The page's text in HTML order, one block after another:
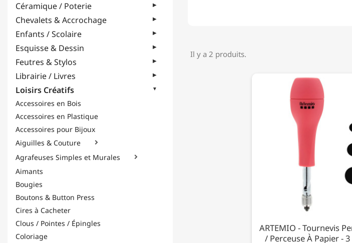
Céramique / Poterie
Chevalets & Accrochage
Enfants / Scolaire
Esquisse & Dessin
Feutres & Stylos
Librairie / Livres
Loisirs Créatifs
Accessoires en Bois
Accessoires en Plastique
Accessoires pour Bijoux
Aiguilles & Couture

Agrafeuses Simples et Murales 
Aimants
Bougies
Boutons & Button Press
Cires à Cacheter
Clous / Pointes / Épingles
Coloriage
Il y a 2 produits.
ARTEMIO - Tournevis
/ Perceuse À Papier -